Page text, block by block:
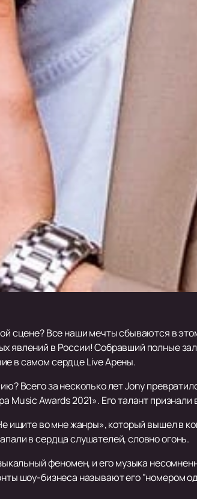
сцене? Все наши мечты сбываются в
явлений в России! Собравший полные
в самом сердце Live Арены.
Всего за несколько лет Jony
Music Awards 2021». Его талант признали
ищите во мне жанры», который вышел в
в сердца слушателей, словно огонь.
феномен, и его музыка
шоу-бизнеса называют его "номером